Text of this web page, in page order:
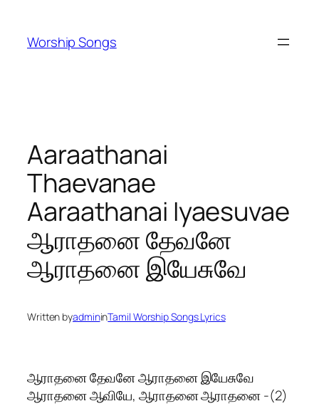
content
Worship Songs
Aaraathanai
Thaevanae
Aaraathanai Iyaesuvae
ஆராதனை தேவனே
ஆராதனை இயேசுவே
Written byadmininTamil Worship Songs Lyrics
ஆராதனை தேவனே ஆராதனை இயேசுவே
ஆராதனை ஆவியே, ஆராதனை ஆராதனை -(2)